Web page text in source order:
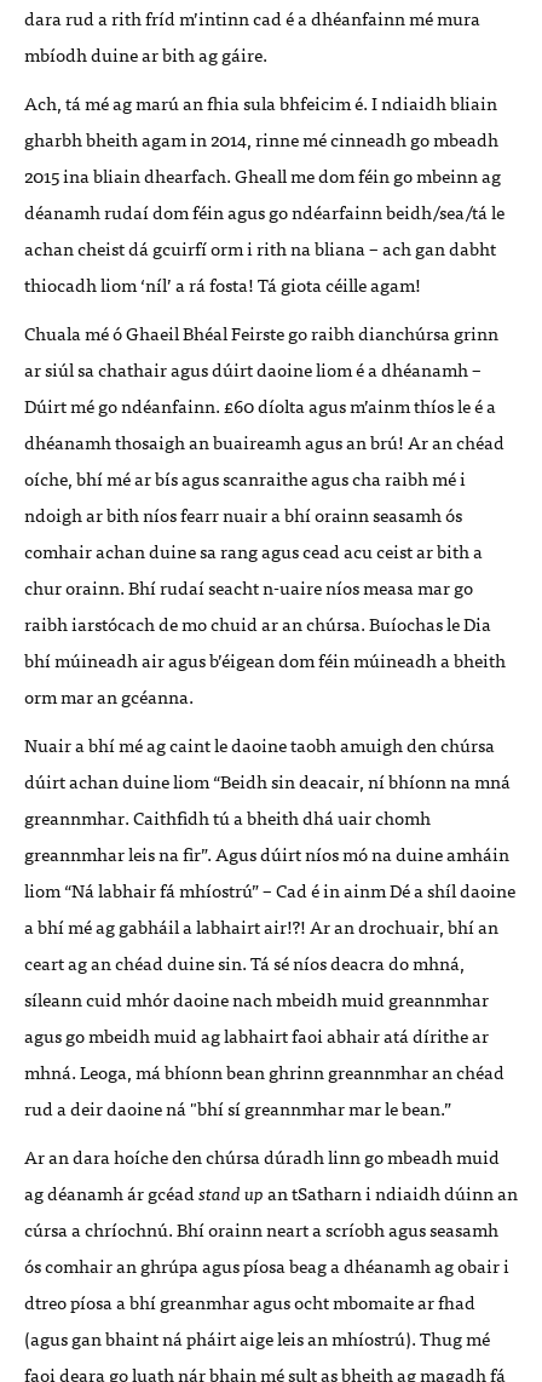
dara rud a rith fríd m’intinn cad é a dhéanfainn mé mura
mbíodh duine ar bith ag gáire.
Ach, tá mé ag marú an fhia sula bhfeicim é. I ndiaidh bliain
gharbh bheith agam in 2014, rinne mé cinneadh go mbeadh
2015 ina bliain dhearfach. Gheall me dom féin go mbeinn ag
déanamh rudaí dom féin agus go ndéarfainn beidh/sea/tá le
achan cheist dá gcuirfí orm i rith na bliana – ach gan dabht
thiocadh liom ‘níl’ a rá fosta! Tá giota céille agam!
Chuala mé ó Ghaeil Bhéal Feirste go raibh dianchúrsa grinn
ar siúl sa chathair agus dúirt daoine liom é a dhéanamh –
Dúirt mé go ndéanfainn. £60 díolta agus m’ainm thíos le é a
dhéanamh thosaigh an buaireamh agus an brú! Ar an chéad
oíche, bhí mé ar bís agus scanraithe agus cha raibh mé i
ndoigh ar bith níos fearr nuair a bhí orainn seasamh ós
comhair achan duine sa rang agus cead acu ceist ar bith a
chur orainn. Bhí rudaí seacht n-uaire níos measa mar go
raibh iarstócach de mo chuid ar an chúrsa. Buíochas le Dia
bhí múineadh air agus b’éigean dom féin múineadh a bheith
orm mar an gcéanna.
Nuair a bhí mé ag caint le daoine taobh amuigh den chúrsa
dúirt achan duine liom “Beidh sin deacair, ní bhíonn na mná
greannmhar. Caithfidh tú a bheith dhá uair chomh
greannmhar leis na fir”. Agus dúirt níos mó na duine amháin
liom “Ná labhair fá mhíostrú” – Cad é in ainm Dé a shíl daoine
a bhí mé ag gabháil a labhairt air!?! Ar an drochuair, bhí an
ceart ag an chéad duine sin. Tá sé níos deacra do mhná,
síleann cuid mhór daoine nach mbeidh muid greannmhar
agus go mbeidh muid ag labhairt faoi abhair atá dírithe ar
mhná. Leoga, má bhíonn bean ghrinn greannmhar an chéad
rud a deir daoine ná "bhí sí greannmhar mar le bean.”
Ar an dara hoíche den chúrsa dúradh linn go mbeadh muid
ag déanamh ár gcéadstand upan tSatharn i ndiaidh dúinn an
cúrsa a chríochnú. Bhí orainn neart a scríobh agus seasamh
ós comhair an ghrúpa agus píosa beag a dhéanamh ag obair i
dtreo píosa a bhí greanmhar agus ocht mbomaite ar fhad
(agus gan bhaint ná pháirt aige leis an mhíostrú). Thug mé
faoi deara go luath nár bhain mé sult as bheith ag magadh fá